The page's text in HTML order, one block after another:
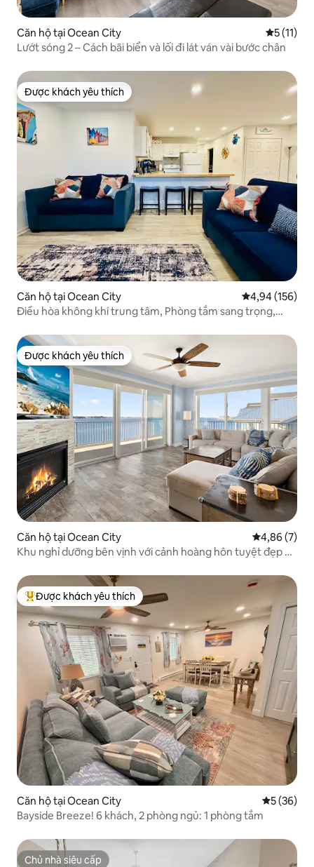
Căn hộ tại Ocean City Xếp hạng
5 (11)
Lướt sóng 2 – Cách bãi biển và lối đi lát ván vài bước chân
Được khách yêu thích
Được khách yêu thích
Căn hộ tại Ocean City Xếp hạng
4,94 (156)
Điều hòa không khí trung tâm, Phòng tắm sang trọng,
Được khách yêu thích
Được khách yêu thích
Căn hộ tại Ocean City Xếp hạng
4,86 (7)
Khu nghỉ dưỡng bên vịnh với cảnh hoàng hôn tuyệt đẹp và
Được khách yêu thích nhất
Được khách yêu thích
Căn hộ tại Ocean City Xếp hạng
5 (36)
Bayside Breeze! 6 khách, 2 phòng ngủ: 1 phòng tắm
Chủ nhà siêu cấp